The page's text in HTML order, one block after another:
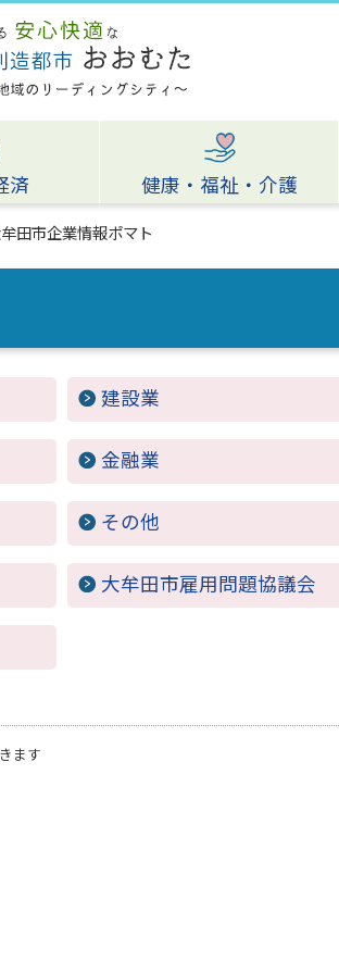
済 健康・福祉・介護
田市企業情報ポマト
建設業
金融業
その他
大牟田市雇用問題協議会
ます